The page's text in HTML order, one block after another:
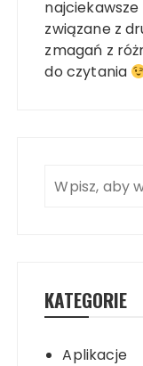
związane z
zmagań z
do czytania
KATEGORIE
Aplikacje